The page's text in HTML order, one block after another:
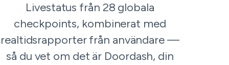
Livestatus från 28 globala
checkpoints, kombinerat med
realtidsrapporter från användare —
så du vet om det är Doordash, din